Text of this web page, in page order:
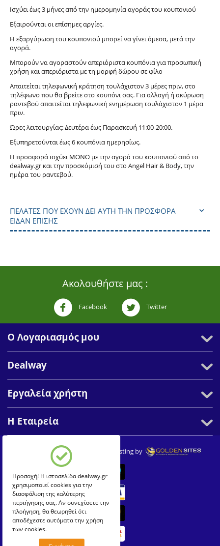
Ισχύει έως 3 μήνες από την ημερομηνία αγοράς του κουπονιού
Εξαιρούνται οι επίσημες αργίες.
Η εξαργύρωση του κουπονιού μπορεί να γίνει άμεσα, μετά την
αγορά.
Μπορούν να αγοραστούν απεριόριστα κουπόνια για προσωπική
χρήση και απεριόριστα με τη μορφή δώρου σε φίλο
Απαιτείται τηλεφωνική κράτηση τουλάχιστον 3 μέρες πριν, στο
τηλέφωνο που θα βρείτε στο κουπόνι σας. Για αλλαγή ή ακύρωση
ραντεβού απαιτείται τηλεφωνική ενημέρωση τουλάχιστον 1 μέρα
πριν.
Ώρες λειτουργίας: Δευτέρα έως Παρασκευή 11:00-20:00.
Εξυπηρετούνται έως 6 κουπόνια ημερησίως.
Η προσφορά ισχύει ΜΟΝΟ με την αγορά του κουπονιού από το
dealway.gr και την προσκόμισή του στο Angel Hair & Body, την
ημέρα του ραντεβού.
ΠΕΛΆΤΕΣ ΠΟΥ ΈΧΟΥΝ ΔΕΙ ΑΥΤΉ ΤΗΝ ΠΡΟΣΦΟΡΆ
ΕΊΔΑΝ ΕΠΊΣΗΣ
Ακολουθήστε μας :
Facebook Twitter
Ο Λογαριασμός μου
Dealway
Εργαλεία χρήστη
Η Εταιρεία
© 2007-2026 Dealway. Create & Hosting by
Προσοχή! Η ιστοσελίδα dealway.gr
χρησιμοποιεί cookies για την
διασφάλιση της καλύτερης
περιήγησης σας. Αν συνεχίσετε την
πλοήγηση, θα θεωρηθεί ότι
αποδέχεστε αυτόματα την χρήση
των cookies.